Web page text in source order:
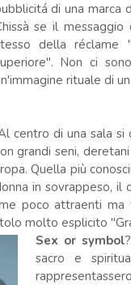
di una marca
se il
della réclame
Non ci
rituale di
centro di una sala
grandi seni,
Quella più
in sovrappeso,
poco attraenti ma
molto esplicito
Sex or symbol
sacro e